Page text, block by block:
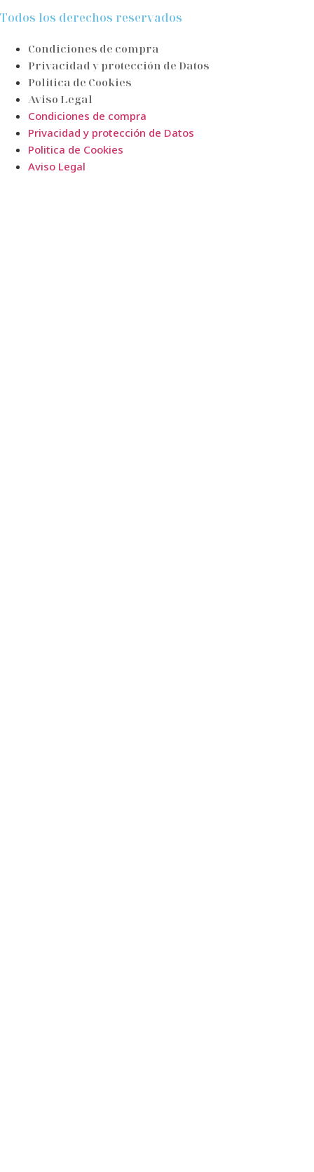
Todos los derechos reservados
Condiciones de compra
Privacidad y protección de Datos
Politica de Cookies
Aviso Legal
Condiciones de compra
Privacidad y protección de Datos
Politica de Cookies
Aviso Legal